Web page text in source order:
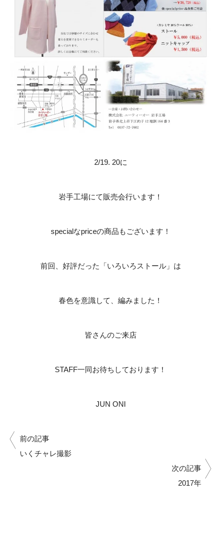
2/19. 20に
岩手工場にて販売会行います！
specialなpriceの商品もございます！
前回、好評だった「いろいろストール」は
春色を意識して、編みました！
皆さんのご来店
STAFF一同お待ちしております！
JUN ONI
前の記事
いくチャレ撮影
次の記事
2017年